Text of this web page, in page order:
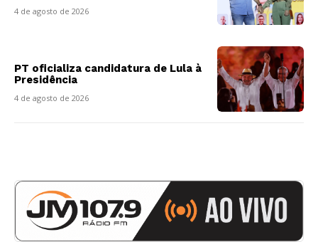
4 de agosto de 2026
PT oficializa candidatura de Lula à
Presidência
4 de agosto de 2026